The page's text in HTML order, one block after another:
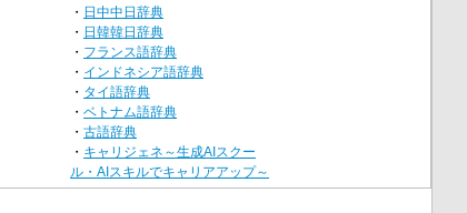
・ 日中中日辞典
・ 日韓韓日辞典
・ フランス語辞典
・ インドネシア語辞典
・ タイ語辞典
・ ベトナム語辞典
・ 古語辞典
・ キャリジェネ～生成AIスクー
ル・AIスキルでキャリアアップ～